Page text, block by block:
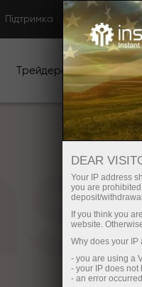
Підтримка
Трейдерам
DEAR
Your IP address
you are
deposit/
If you think you
website.
Why does your IP
- you are using a
- your IP does not
- an error